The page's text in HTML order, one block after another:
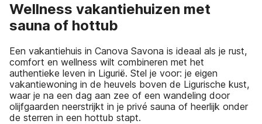
Wellness vakantiehuizen met
sauna of hottub
Een vakantiehuis in Canova Savona is ideaal als je rust,
comfort en wellness wilt combineren met het
authentieke leven in Ligurië. Stel je voor: je eigen
vakantiewoning in de heuvels boven de Ligurische kust,
waar je na een dag aan zee of een wandeling door
olijfgaarden neerstrijkt in je privé sauna of heerlijk onder
de sterren in een hottub stapt.